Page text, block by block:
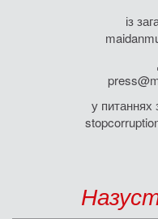
із
у питаннях